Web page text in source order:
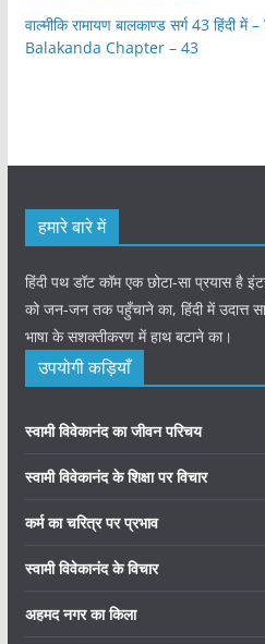
वाल्मीकि रामायण बालकाण्ड सर्ग 43
Balakanda Chapter – 43
हमारे बारे में
हिंदी पथ डॉट कॉम एक छोटा-सा प्रयास है
को जन-जन तक पहुँचाने का, हिंदी में उदात्त
भाषा के सशक्तीकरण में हाथ बटाने का।
उपयोगी कड़ियाँ
स्वामी विवेकानंद का जीवन परिचय
स्वामी विवेकानंद के शिक्षा पर विचार
कर्म का चरित्र पर प्रभाव
स्वामी विवेकानंद के विचार
अहमद नगर का किला